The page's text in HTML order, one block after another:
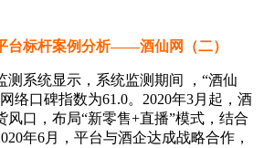
台标杆案例分析——酒仙网（二）
系统显示，系统监测期间 ，“酒仙
络口碑指数为61.0。2020年3月起，酒
风口，布局“新零售+直播”模式，结合
年6月，平台与酒企达成战略合作，